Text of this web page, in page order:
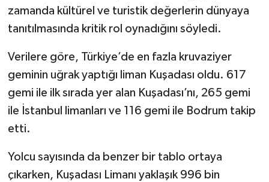
zamanda kültürel ve turistik değerlerin dünyaya
tanıtılmasında kritik rol oynadığını söyledi.
Verilere göre, Türkiye’de en fazla kruvaziyer
geminin uğrak yaptığı liman Kuşadası oldu. 617
gemi ile ilk sırada yer alan Kuşadası’nı, 265 gemi
ile İstanbul limanları ve 116 gemi ile Bodrum takip
etti.
Yolcu sayısında da benzer bir tablo ortaya
çıkarken, Kuşadası Limanı yaklaşık 996 bin